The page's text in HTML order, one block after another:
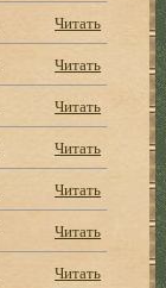
Читать
Читать
Читать
Читать
Читать
Читать
Читать